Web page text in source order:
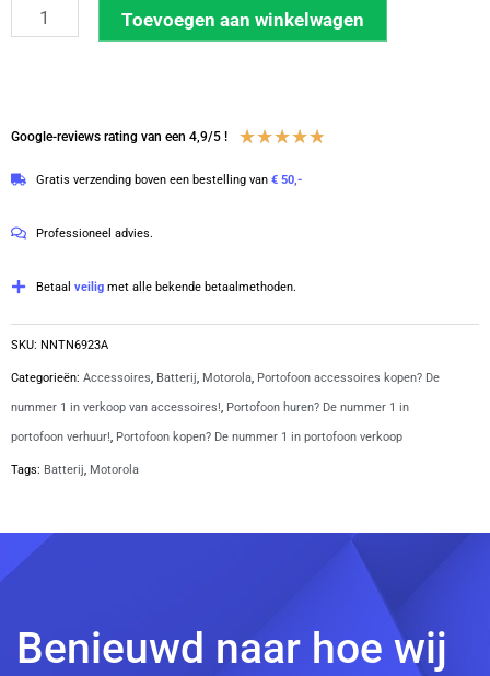
Motorola
accu
NNTN6923
Toevoegen aan winkelwagen
Google-reviews rating van een 4,9/5 ! ★★★★★
Gratis verzending boven een bestelling van € 50,-
Professioneel advies.
Betaal veilig met alle bekende betaalmethoden.
SKU: NNTN6923A
Categorieën: Accessoires, Batterij, Motorola, Portofoon accessoires kopen? De
nummer 1 in verkoop van accessoires!, Portofoon huren? De nummer 1 in
portofoon verhuur!, Portofoon kopen? De nummer 1 in portofoon verkoop
Tags: Batterij, Motorola
Benieuwd naar hoe wij